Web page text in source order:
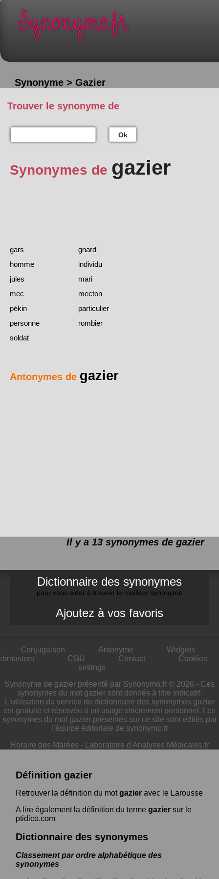
Synonyme > Gazier
Trouver le synonyme de
Ok
Synonymes de gazier
gars
gnard
homme
individu
jules
mari
mec
mecton
pékin
particulier
personne
rombier
soldat
Antonymes de gazier
Il y a 13 synonymes de gazier
Dictionnaire des synonymes
pour vous aider à trouver le meilleur synonyme
Ajoutez à vos favoris
Conjugaison Antonyme
Widgets
CGU Contact
Cookies
settings
Synonyme de gazier présenté par Synonymo.fr © 2026 - Ces
synonymes du mot gazier sont donnés à titre indicatif.
L'utilisation du service de dictionnaire des synonymes gazier
est gratuite et réservée à un usage strictement personnel. Les
synonymes du mot gazier présentés sur ce site sont édités par
l’équipe éditoriale de synonymo.fr
Horaire des Marées - Laboratoire d'Analyses Médicales.fr
Définition gazier
Retrouver la définition du motgazier avec le Larousse
A lire également la définition du terme gazier sur le
ptidico.com
Dictionnaire des synonymes
Classement par ordre alphabétique des
synonymes